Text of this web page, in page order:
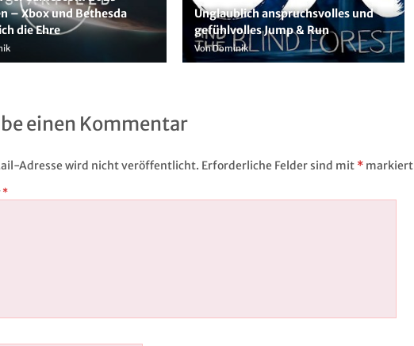
– Xbox und Bethesda
die Ehre
Unglaublich anspruchsvolles und
gefühlvolles Jump & Run
Von Dominik
einen Kommentar
Adresse wird nicht veröffentlicht. Erforderliche Felder sind mit * markiert
*